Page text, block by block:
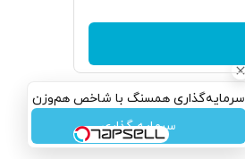
سرمایه‌گذاری همسنگ با شاخص هم‌وزن
سرمایه گذاری